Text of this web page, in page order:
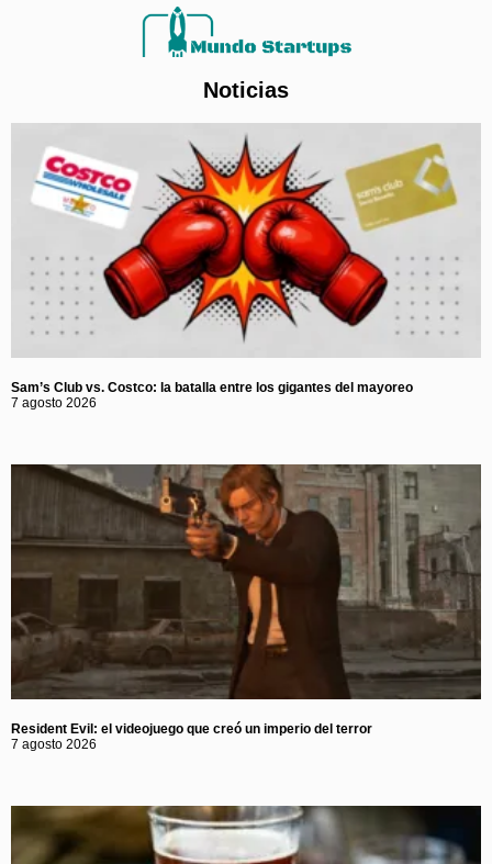
Noticias
Sam’s Club vs. Costco: la batalla entre los gigantes del mayoreo
7 agosto 2026
Resident Evil: el videojuego que creó un imperio del terror
7 agosto 2026